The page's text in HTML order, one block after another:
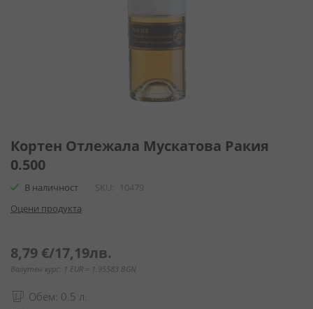
към
началото
на
галерия
снимки
Кортен Отлежала Мускатова Ракия
0.500
В наличност SKU
10479
Оцени продукта
8,79 €/17,19лв.
Валутен курс: 1 EUR = 1.95583 BGN
Обем: 0.5 л.